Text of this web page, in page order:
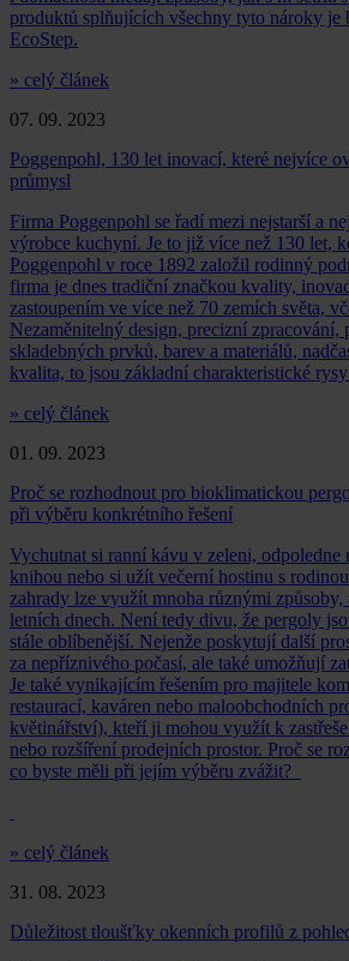
produktů splňujících všechny tyto nároky je
EcoStep.
» celý článek
07. 09. 2023
Poggenpohl, 130 let inovací, které nejvíce
průmysl
Firma Poggenpohl se řadí mezi nejstarší a
výrobce kuchyní. Je to již více než 130 let,
Poggenpohl v roce 1892 založil rodinný
firma je dnes tradiční značkou kvality,
zastoupením ve více než 70 zemích světa,
Nezaměnitelný design, precizní zpracování,
skladebných prvků, barev a materiálů,
kvalita, to jsou základní charakteristické
» celý článek
01. 09. 2023
Proč se rozhodnout pro bioklimatickou
při výběru konkrétního řešení
Vychutnat si ranní kávu v zeleni, odpoledne
knihou nebo si užít večerní hostinu s
zahrady lze využít mnoha různými způsoby,
letních dnech. Není tedy divu, že pergoly
stále oblíbenější. Nejenže poskytují další
za nepříznivého počasí, ale také umožňují
Je také vynikajícím řešením pro majitele
restaurací, kaváren nebo maloobchodních
květinářství), kteří ji mohou využít k
nebo rozšíření prodejních prostor. Proč se
co byste měli při jejím výběru zvážit?
» celý článek
31. 08. 2023
Důležitost tloušťky okenních profilů z